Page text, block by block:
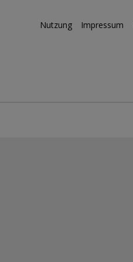
Nutzung Impressum